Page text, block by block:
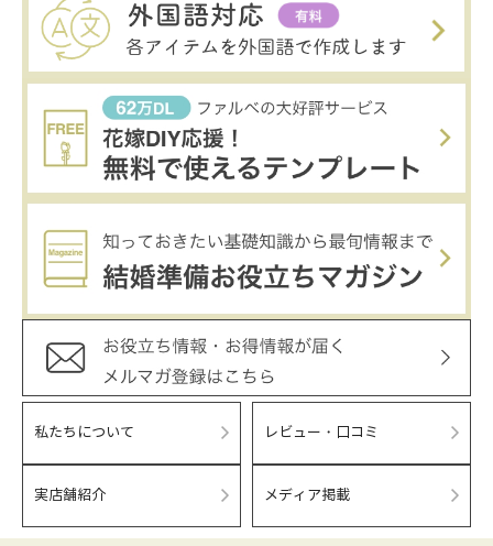
私たちについて レビュー・口コミ
実店舗紹介 メディア掲載